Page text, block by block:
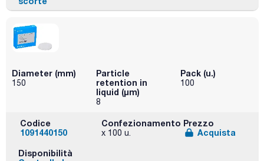
Diameter (mm)
150
Particle
retention in
liquid (μm)
8
Pack (u.)
100
Codice
1091440150
Confezionamento
x 100 u.
Prezzo
Acquista
Disponibilità